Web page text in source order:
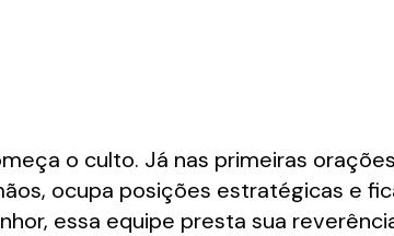
o culto. Já nas primeiras
ocupa posições estratégicas e
essa equipe presta sua